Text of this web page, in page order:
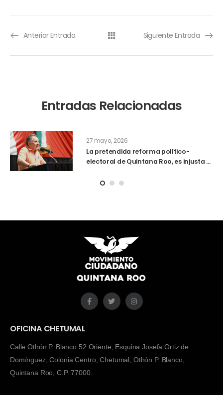
Anterior Entrada Siguiente Entrada
Entradas Relacionadas
27 mayo, 2026
La pretendida reforma político-
electoral de Quintana Roo, es injusta y
Movimiento Ciudadano, al votar en
OFICINA CHETUMAL
Calle Othón P. Blanco 52 Oriente, Esquina Josefa Ortiz de
Domínguez, Colonia Centro, Chetumal, Othón P. Blanco,
Quintana Roo, C.P. 77000.